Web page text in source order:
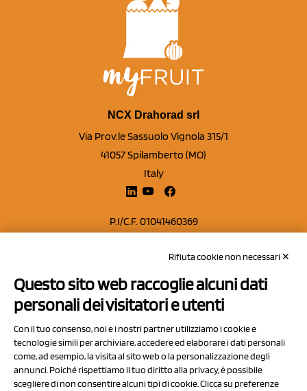
NCX Drahorad srl
Via Prov.le Sassuolo Vignola 315/1
41057 Spilamberto (MO)
Italy
P.I/C.F. 01041460369
Capitale sociale Euro 50.000,00 i.v.
Contatti
Privacy Policy
Cookie Policy
Chi Siamo
Rifiuta cookie non necessari ✕
Questo sito web raccoglie alcuni dati
personali dei visitatori e utenti
Con il tuo consenso, noi e i nostri partner utilizziamo i cookie e
tecnologie simili per archiviare, accedere ed elaborare i dati personali
come, ad esempio, la visita al sito web o la personalizzazione degli
annunci. Poiché rispettiamo il tuo diritto alla privacy, è possibile
scegliere di non consentire alcuni tipi di cookie. Clicca su preferenze